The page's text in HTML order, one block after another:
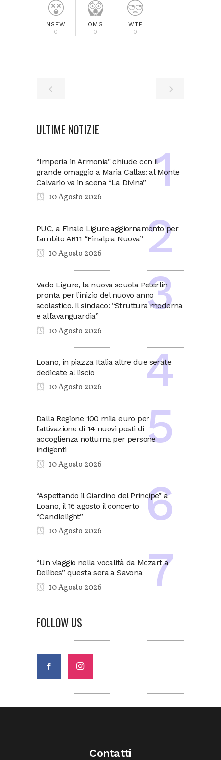
NSFW
0
OMG
0
WTF
0
ULTIME NOTIZIE
“Imperia in Armonia” chiude con il
grande omaggio a Maria Callas: al Monte
Calvario va in scena “La Divina”
10 Agosto 2026
PUC, a Finale Ligure aggiornamento per
l’ambito AR11 “Finalpia Nuova”
10 Agosto 2026
Vado Ligure, la nuova scuola Peterlin
pronta per l’inizio del nuovo anno
scolastico. Il sindaco: “Struttura moderna
e all’avanguardia”
10 Agosto 2026
Loano, in piazza Italia altre due serate
dedicate al liscio
10 Agosto 2026
Dalla Regione 100 mila euro per
l’attivazione di 14 nuovi posti di
accoglienza notturna per persone
indigenti
10 Agosto 2026
“Aspettando il Giardino del Principe” a
Loano, il 16 agosto il concerto
“Candlelight”
10 Agosto 2026
“Un viaggio nella vocalità da Mozart a
Delibes” questa sera a Savona
10 Agosto 2026
FOLLOW US
Contatti